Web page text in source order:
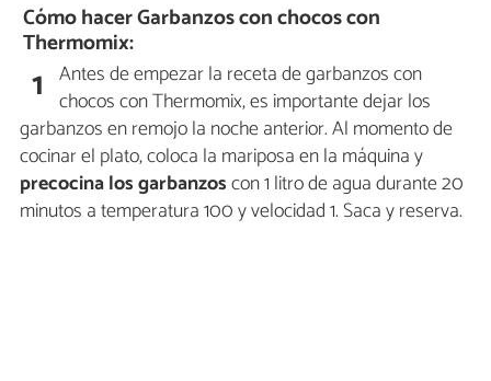
Cómo hacer Garbanzos con chocos con
Thermomix:
1 Antes de empezar la receta de garbanzos con
chocos con Thermomix, es importante dejar los
garbanzos en remojo la noche anterior. Al momento de
cocinar el plato, coloca la mariposa en la máquina y
precocina los garbanzoscon 1 litro de agua durante 20
minutos a temperatura 100 y velocidad 1. Saca y reserva.